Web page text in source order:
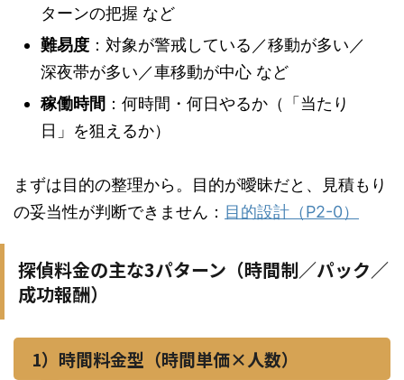
ターンの把握 など
難易度 ：対象が警戒している／移動が多い／
深夜帯が多い／車移動が中心 など
稼働時間 ：何時間・何日やるか（「当たり
日」を狙えるか）
まずは目的の整理から。目的が曖昧だと、見積もり
の妥当性が判断できません： 目的設計（P2-0）
探偵料金の主な3パターン（時間制／パック／
成功報酬）
1）時間料金型（時間単価×人数）